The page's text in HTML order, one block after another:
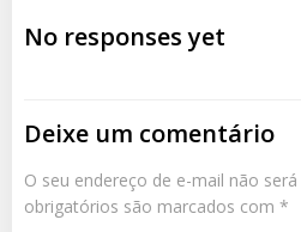
de
No responses yet
Deixe um comentário
O seu endereço de e-mail não será
obrigatórios são marcados com *